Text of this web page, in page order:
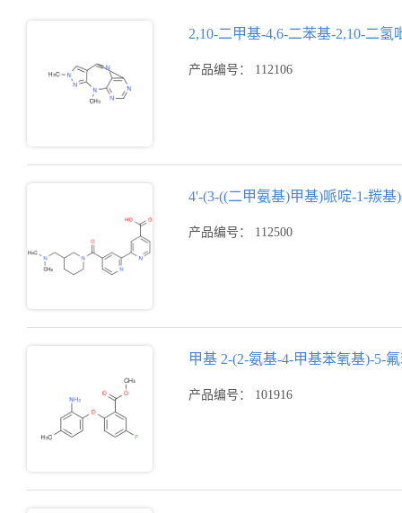
2,10-二甲基-4,6-二苯基-2,10-二
产品编号： 112106
4'-(3-((二甲氨基)甲基)哌啶-1-羰基
产品编号： 112500
甲基 2-(2-氨基-4-甲基苯氧基)-5-
产品编号： 101916